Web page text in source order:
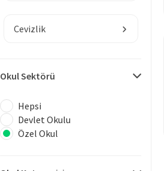
Cevizlik
Okul Sektörü
Hepsi
Devlet Okulu
Özel Okul